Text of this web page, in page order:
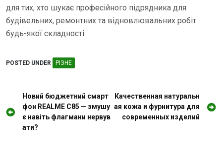
для тих, хто шукає професійного підрядника для
будівельних, ремонтних та відновлювальних робіт
будь-якої складності.
POSTED UNDER РІЗНЕ
а
Новий бюджетний смарт
фон REALME C85 — змушу
є навіть флагмани нервув
ати?
Качественная натуральн
ая кожа и фурнитура для
современных изделий